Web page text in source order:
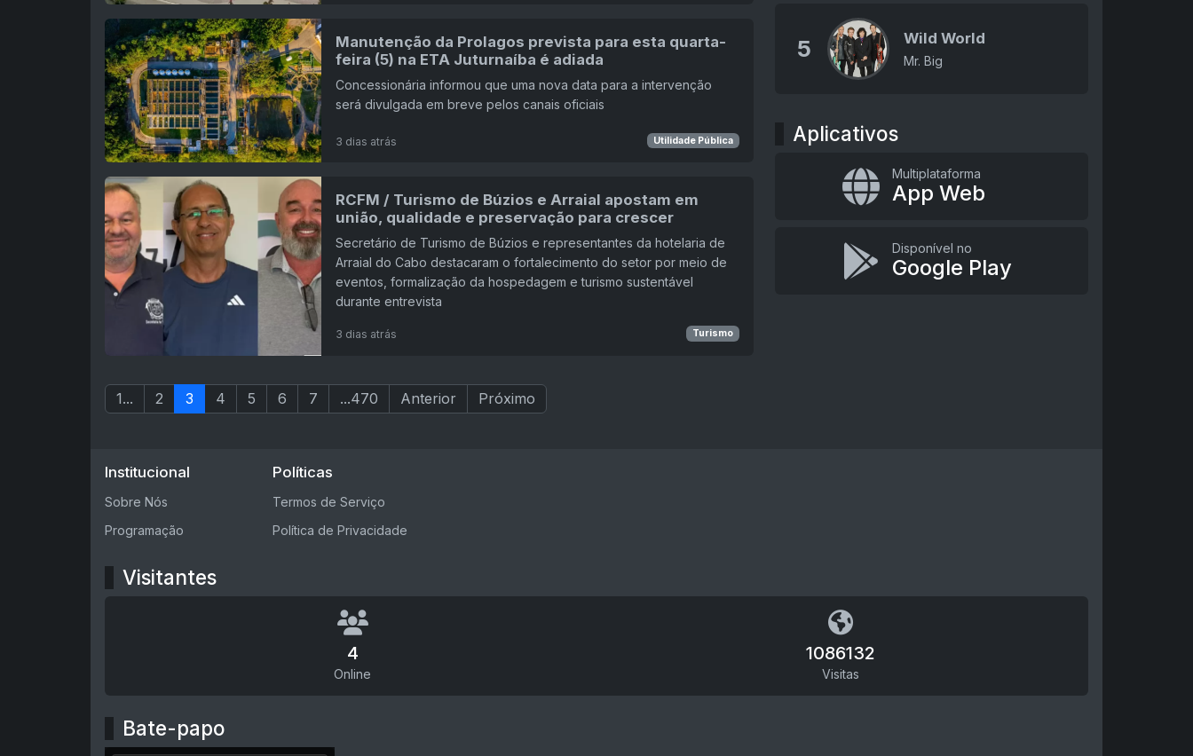
Manutenção da Prolagos prevista para esta quarta-
feira (5) na ETA Juturnaíba é adiada
Concessionária informou que uma nova data para a intervenção
será divulgada em breve pelos canais oficiais
3 dias atrás Utilidade Pública
RCFM / Turismo de Búzios e Arraial apostam em
união, qualidade e preservação para crescer
Secretário de Turismo de Búzios e representantes da hotelaria de
Arraial do Cabo destacaram o fortalecimento do setor por meio de
eventos, formalização da hospedagem e turismo sustentável
durante entrevista
3 dias atrás Turismo
1... 2 3 4 5 6 7 ...470 Anterior Próximo
5 Wild World
Mr. Big
Aplicativos
Multiplataforma
App Web
Disponível no
Google Play
Institucional
Sobre Nós
Programação
Políticas
Termos de Serviço
Política de Privacidade
Visitantes
4
Online
1086132
Visitas
Bate-papo